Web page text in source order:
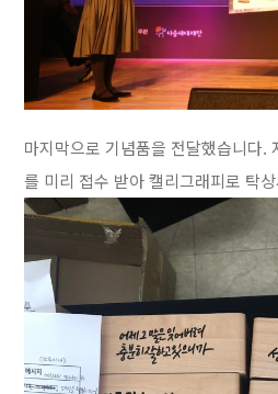
마지막으로 기념품을 전달했습니다.
를 미리 접수 받아 캘리그래피로 탁